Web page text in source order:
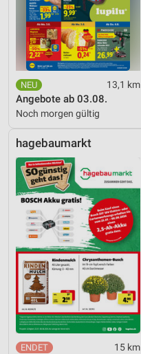
13,1 km
Angebote ab 03.08.
Noch morgen gültig
hagebaumarkt
15 km